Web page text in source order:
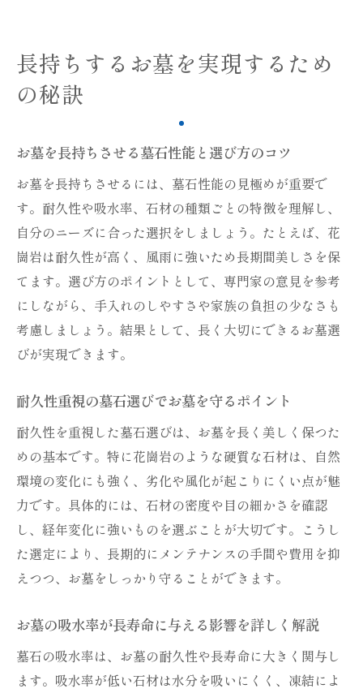
長持ちするお墓を実現するため
の秘訣
お墓を長持ちさせる墓石性能と選び方のコツ
お墓を長持ちさせるには、墓石性能の見極めが重要で
す。耐久性や吸水率、石材の種類ごとの特徴を理解し、
自分のニーズに合った選択をしましょう。たとえば、花
崗岩は耐久性が高く、風雨に強いため長期間美しさを保
てます。選び方のポイントとして、専門家の意見を参考
にしながら、手入れのしやすさや家族の負担の少なさも
考慮しましょう。結果として、長く大切にできるお墓選
びが実現できます。
耐久性重視の墓石選びでお墓を守るポイント
耐久性を重視した墓石選びは、お墓を長く美しく保つた
めの基本です。特に花崗岩のような硬質な石材は、自然
環境の変化にも強く、劣化や風化が起こりにくい点が魅
力です。具体的には、石材の密度や目の細かさを確認
し、経年変化に強いものを選ぶことが大切です。こうし
た選定により、長期的にメンテナンスの手間や費用を抑
えつつ、お墓をしっかり守ることができます。
お墓の吸水率が長寿命に与える影響を詳しく解説
墓石の吸水率は、お墓の耐久性や長寿命に大きく関与し
ます。吸水率が低い石材は水分を吸いにくく、凍結によ